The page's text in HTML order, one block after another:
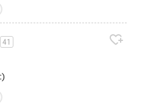
41 